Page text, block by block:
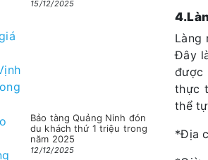
15/12/2025
Bảo tàng Quảng Ninh đón
du khách thứ 1 triệu trong
năm 2025
12/12/2025
Làng
Đây
được
thực
thể
*Địa